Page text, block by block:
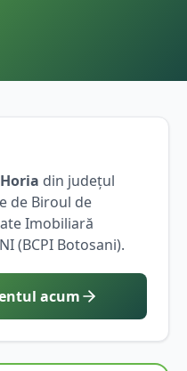
din județul
de Biroul de
Imobiliară
(BCPI Botosani).
acum